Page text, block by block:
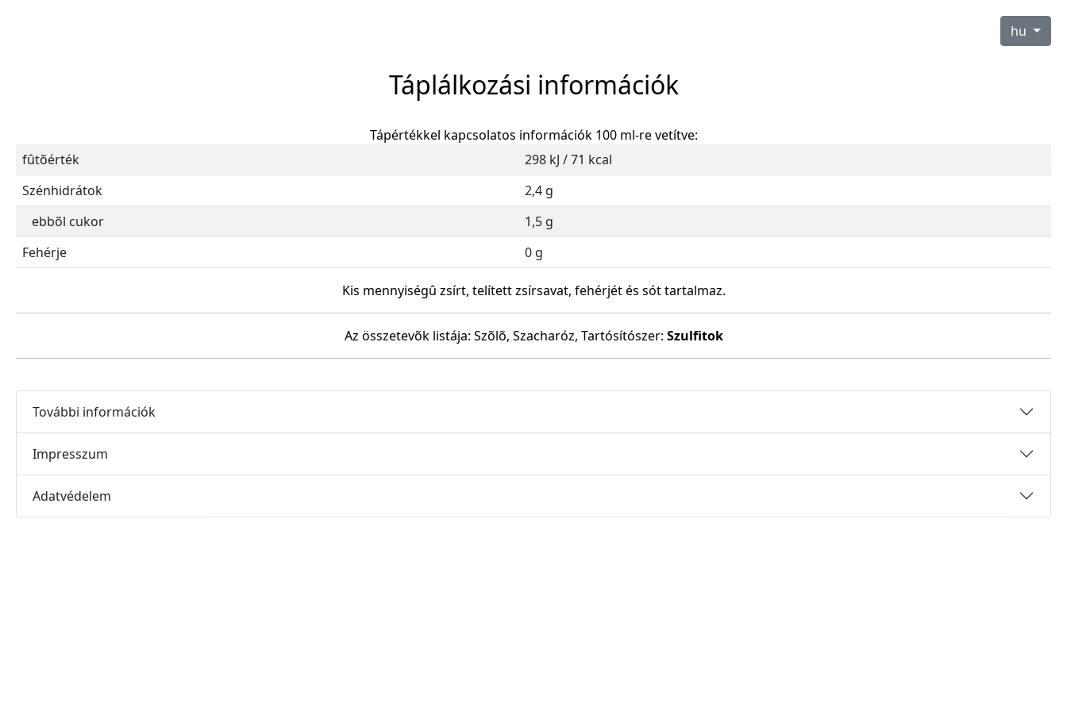
hu
Táplálkozási információk
Tápértékkel kapcsolatos információk 100 ml-re vetítve:
fûtõérték
298 kJ / 71 kcal
Szénhidrátok
2,4 g
ebbõl cukor
1,5 g
Fehérje
0 g
Kis mennyiségû zsírt, telített zsírsavat, fehérjét és sót tartalmaz.
Az összetevõk listája: Szõlõ, Szacharóz, Tartósítószer: Szulfitok
További információk
Impresszum
Adatvédelem